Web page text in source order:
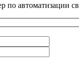
автоматизации